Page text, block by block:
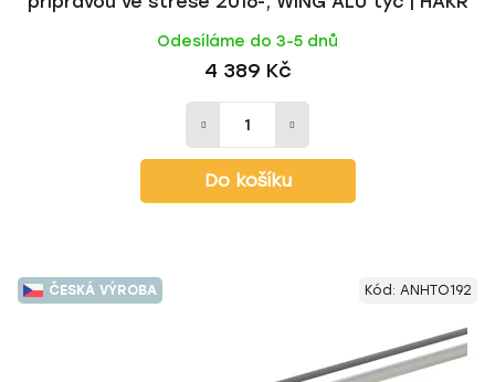
Odesíláme do 3-5 dnů
4 389 Kč
Do košíku
ČESKÁ VÝROBA Kód: ANHTO192